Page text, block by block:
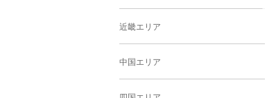
近畿エリア
中国エリア
近鉄京都線 高の原駅 徒歩26
奈良女子大学附属中等教育学
校
偏差値:62
国立中学校/共学
大和路線「奈良駅」からバス
13分